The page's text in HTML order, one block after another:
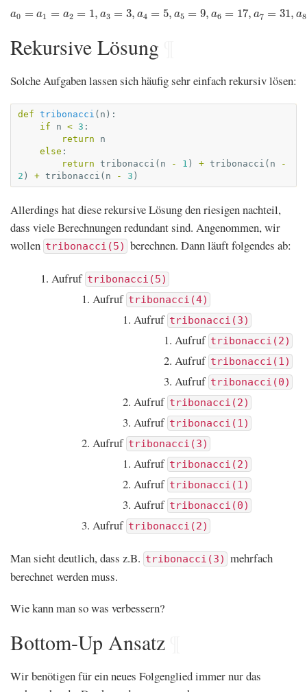
a0 = a1 = a2 = 1, a3 = 3, a4 = 5, a5 = 9, a6 = 17, a7 = 31, a8
a 1= 1 3 a4 a5 =9 = 17, 31 ,a 57
Rekursive Lösung
Solche Aufgaben lassen sich häufig sehr einfach rekursiv lösen:
def tribonacci ( n ):
if
n < 3 :
return
n
else :
return tribonacci ( n - 1 ) + tribonacci ( n
-
2 ) + tribonacci ( n - 3 )
Allerdings hat diese rekursive Lösung den riesigen nachteil,
dass viele Berechnungen redundant sind. Angenommen, wir
wollen tribonacci(5) berechnen. Dann läuft folgendes ab:
Aufruf tribonacci(5)
Aufruf tribonacci(4)
Aufruf tribonacci(3)
Aufruf tribonacci(2)
Aufruf tribonacci(1)
Aufruf tribonacci(0)
Aufruf tribonacci(2)
Aufruf tribonacci(1)
Aufruf tribonacci(3)
Aufruf tribonacci(2)
Aufruf tribonacci(1)
Aufruf tribonacci(0)
Aufruf tribonacci(2)
Man sieht deutlich, dass z.B. tribonacci(3) mehrfach
berechnet werden muss.
Wie kann man so was verbessern?
Bottom-Up Ansatz
Wir benötigen für ein neues Folgenglied immer nur das